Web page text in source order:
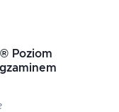
Poziom